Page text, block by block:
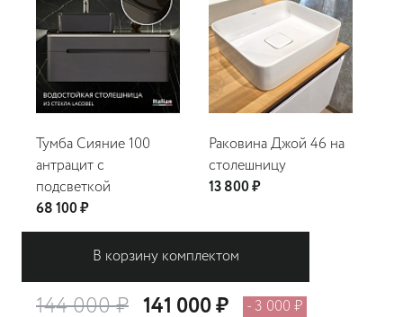
Тумба Сияние 100
антрацит c
подсветкой
68 100 ₽
Раковина Джой 46 на
столешницу
13 800 ₽
В корзину комплектом
144 000 ₽ 141 000 ₽ - 3 000 ₽